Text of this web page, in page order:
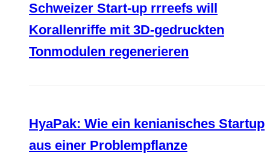
Schweizer Start-up rrreefs will
Korallenriffe mit 3D-gedruckten
Tonmodulen regenerieren
HyaPak: Wie ein kenianisches Startup
aus einer Problempflanze